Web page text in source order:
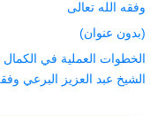
وفقه الله تعالى
(بدون عنوان)
الشيخ عبد العزيز البرعي